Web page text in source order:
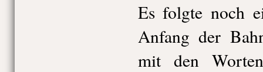
Es folgte noch
Anfang der
mit den